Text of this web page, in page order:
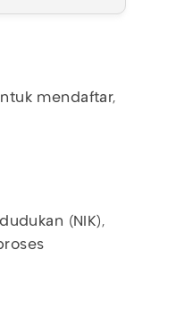
mendaftar,
(NIK),